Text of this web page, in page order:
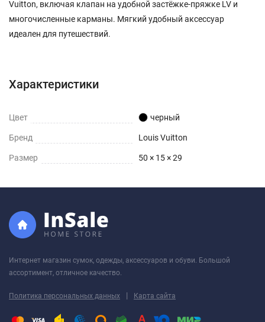
Vuitton, включая клапан на удобной застёжке-пряжке LV и
многочисленные карманы. Мягкий удобный аксессуар
идеален для путешествий.
Характеристики
Цвет черный
Бренд Louis Vuitton
Размер 50 × 15 × 29
Интернет магазин сумок, одежды, аксессуаров и обуви. Большой
ассортимент, отличное качество.
Политика персональных данных | Карта сайта